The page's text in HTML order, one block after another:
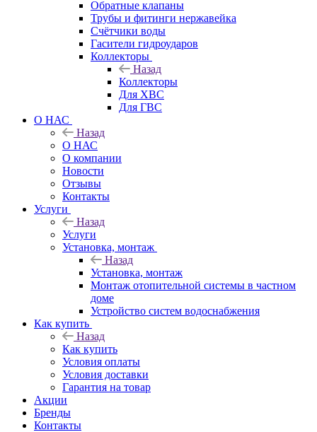
Обратные клапаны
Трубы и фитинги нержавейка
Счётчики воды
Гасители гидроударов
Коллекторы
Назад
Коллекторы
Для ХВС
Для ГВС
О НАС
Назад
О НАС
О компании
Новости
Отзывы
Контакты
Услуги
Назад
Услуги
Установка, монтаж
Назад
Установка, монтаж
Монтаж отопительной системы в частном
доме
Устройство систем водоснабжения
Как купить
Назад
Как купить
Условия оплаты
Условия доставки
Гарантия на товар
Акции
Бренды
Контакты